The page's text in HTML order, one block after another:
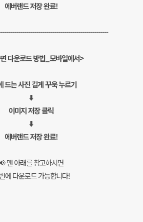
에버랜드 저장 완료!
다운로드 방법_모바일에서>
드는 사진 길게 꾸욱 누르기
⬇️
이미지 저장 클릭
⬇️
에버랜드 저장 완료!
맨 아래를 참고하시면
에 다운로드 가능합니다!